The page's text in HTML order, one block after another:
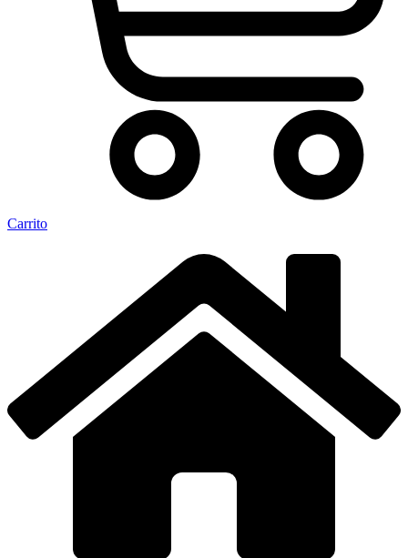
Carrito